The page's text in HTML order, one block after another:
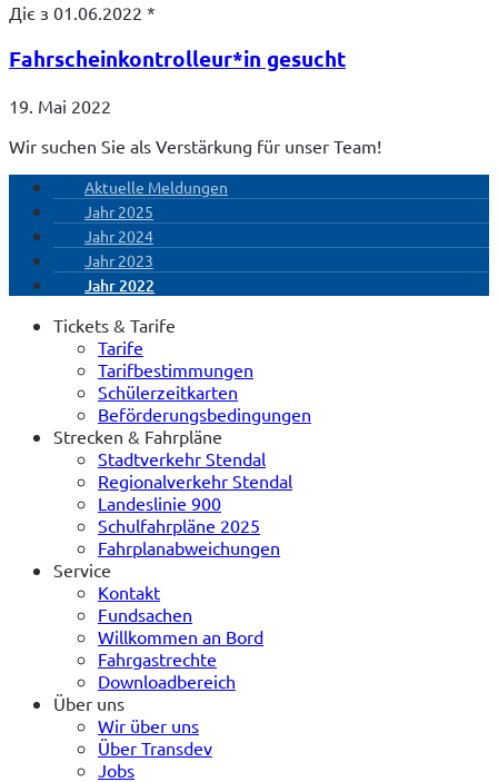
Діє з 01.06.2022 *
Fahrscheinkontrolleur*in gesucht
19. Mai 2022
Wir suchen Sie als Verstärkung für unser Team!
Aktuelle Meldungen
Jahr 2025
Jahr 2024
Jahr 2023
Jahr 2022
Tickets & Tarife
Tarife
Tarifbestimmungen
Schülerzeitkarten
Beförderungsbedingungen
Strecken & Fahrpläne
Stadtverkehr Stendal
Regionalverkehr Stendal
Landeslinie 900
Schulfahrpläne 2025
Fahrplanabweichungen
Service
Kontakt
Fundsachen
Willkommen an Bord
Fahrgastrechte
Downloadbereich
Über uns
Wir über uns
Über Transdev
Jobs